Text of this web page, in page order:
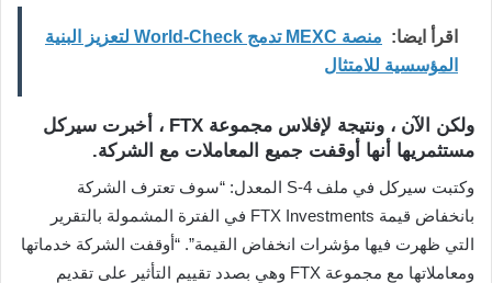
اقرأ ايضا:
منصة MEXC تدمج World-Check لتعزيز البنية
المؤسسية للامتثال
ولكن الآن ، ونتيجة لإفلاس مجموعة FTX ، أخبرت سيركل
مستثمريها أنها أوقفت جميع المعاملات مع الشركة.
وكتبت سيركل في ملف S-4 المعدل: “سوف تعترف الشركة
بانخفاض قيمة FTX Investments في الفترة المشمولة بالتقرير
التي ظهرت فيها مؤشرات انخفاض القيمة”. “أوقفت الشركة خدماتها
ومعاملاتها مع مجموعة FTX وهي بصدد تقييم التأثير على تقديم